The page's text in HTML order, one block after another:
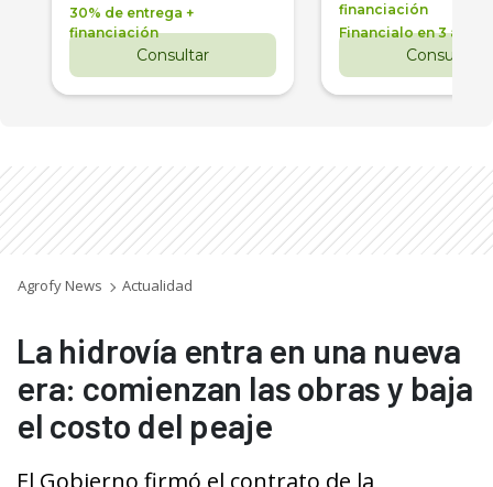
30% de entrega +
financiación
Consultar
financiación
Financialo en 3 años
Consultar
Agrofy News Actualidad
La hidrovía entra en una nueva
era: comienzan las obras y baja
el costo del peaje
El Gobierno firmó el contrato de la